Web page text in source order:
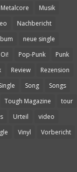
Metalcore
Musik
Nachbericht
neue single
Oi! Pop-Punk
Punk
Review
Rezension
Song
Songs
Tough Magazine
tour
Urteil
video
Vinyl Vorbericht